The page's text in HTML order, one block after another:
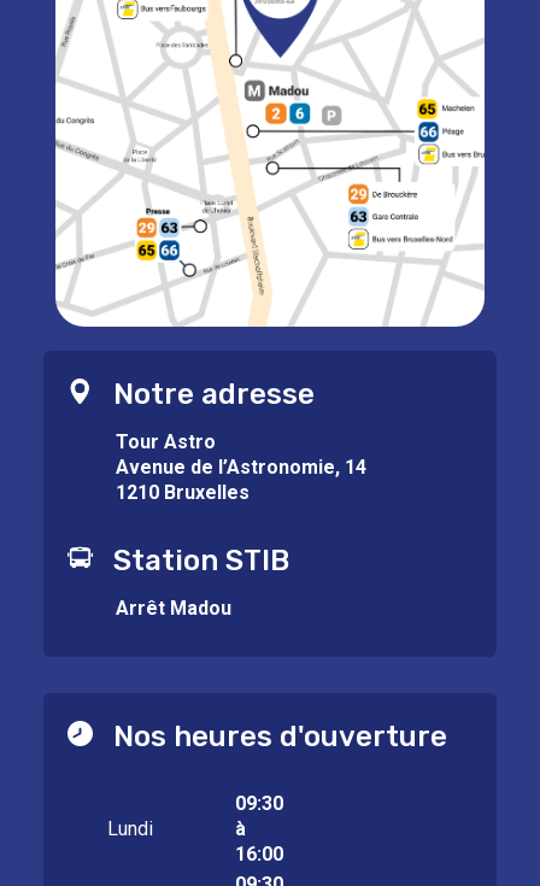
Notre adresse
Tour Astro
Avenue de l’Astronomie, 14
1210 Bruxelles
Station STIB
Arrêt Madou
Nos heures d'ouverture
Lundi
09:30
à
16:00